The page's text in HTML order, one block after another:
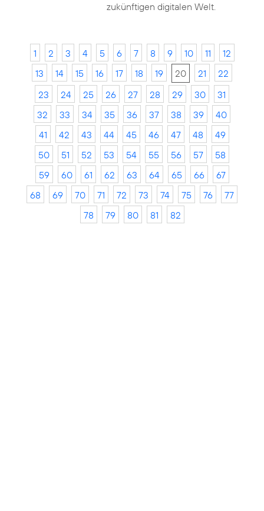
zukünftigen digitalen Welt.
1 2 3 4 5 6 7 8 9 10 11
12
13
14 15 16 17 18 19 20 21
22
23
24 25 26 27 28 29 30
31
32
33 34 35 36 37 38 39
40
41
42 43 44 45 46 47 48
49
50
51 52 53 54 55 56 57
58
59
60 61 62 63 64 65 66
67
68
69 70 71 72 73 74 75 76
77
78
79 80 81 82